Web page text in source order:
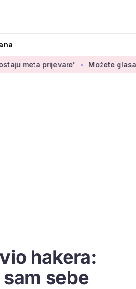
Možete glasati za izbor
hakera:
sebe